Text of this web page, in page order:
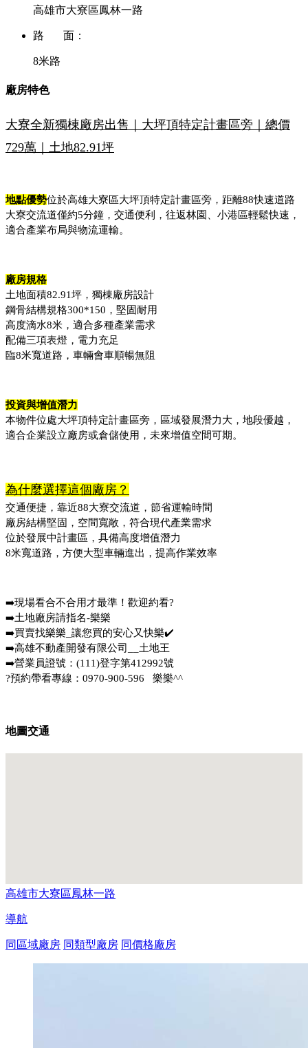
高雄市大寮區鳳林一路
路 面：
8米路
廠房特色
大寮全新獨棟廠房出售｜大坪頂特定計畫區旁｜總價
729萬｜土地82.91坪
地點優勢位於高雄大寮區大坪頂特定計畫區旁，距離88快速道路
大寮交流道僅約5分鐘，交通便利，往返林園、小港區輕鬆快速，
適合產業布局與物流運輸。
廠房規格
土地面積82.91坪，獨棟廠房設計
鋼骨結構規格300*150，堅固耐用
高度滴水8米，適合多種產業需求
配備三項表燈，電力充足
臨8米寬道路，車輛會車順暢無阻
投資與增值潛力
本物件位處大坪頂特定計畫區旁，區域發展潛力大，地段優越，
適合企業設立廠房或倉儲使用，未來增值空間可期。
為什麼選擇這個廠房？
交通便捷，靠近88大寮交流道，節省運輸時間
廠房結構堅固，空間寬敞，符合現代產業需求
位於發展中計畫區，具備高度增值潛力
8米寬道路，方便大型車輛進出，提高作業效率
➡️現場看合不合用才最準！歡迎約看?
➡️土地廠房請指名-樂樂
➡️買賣找樂樂_讓您買的安心又快樂✔️
➡️高雄不動產開發有限公司__土地王
➡️營業員證號：(111)登字第412992號
?預約帶看專線：0970-900-596   樂樂^^
地圖交通
高雄市大寮區鳳林一路
導航
同區域廠房 同類型廠房 同價格廠房